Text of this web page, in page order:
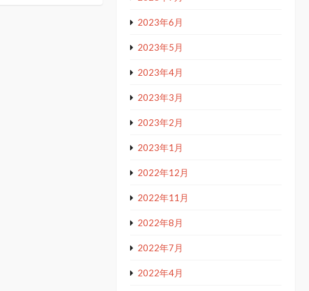
2023年6月
2023年5月
2023年4月
2023年3月
2023年2月
2023年1月
2022年12月
2022年11月
2022年8月
2022年7月
2022年4月